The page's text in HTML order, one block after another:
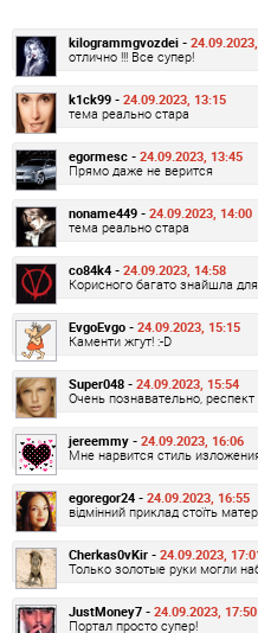
kilogrammgvozdei -
отлично !!! Все супер!
k1ck99 - 24.09.2023, 13:15
тема реально стара
egormesc - 24.09.2023, 13:45
Прямо даже не верится
noname449 - 24.09.2023, 14:00
тема реально стара
co84k4 - 24.09.2023, 14:58
Корисного багато знайшла
EvgoEvgo - 24.09.2023, 15:15
Каменти жгут! :-D
Super048 - 24.09.2023, 15:54
Очень познавательно, респект
jereemmy - 24.09.2023, 16:06
Мне нарвится стиль
egoregor24 - 24.09.2023, 16:55
відмінний приклад стоїть
Cherkas0vKir - 24.09.2023,
Только золотые руки могли
JustMoney7 - 24.09.2023, 17:50
Портал просто супер!